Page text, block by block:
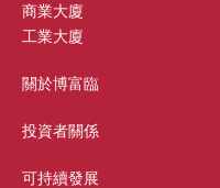
商業大廈
工業大廈
關於博富臨
投資者關係
可持續發展